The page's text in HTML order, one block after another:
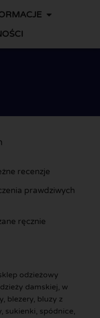
recenzje
prawdziwych
ręcznie
odzieżowy
damskiej, w
blezery, bluzy z
sukienki, spódnice,